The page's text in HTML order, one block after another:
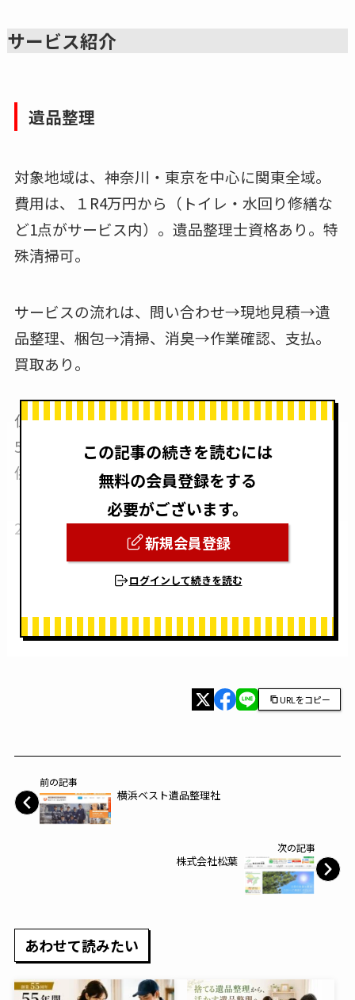
サービス紹介
遺品整理
対象地域は、神奈川・東京を中心に関東全域。
費用は、１R4万円から（トイレ・水回り修繕な
ど1点がサービス内）。遺品整理士資格あり。特
殊清掃可。
サービスの流れは、問い合わせ→現地見積→遺
品整理、梱包→清掃、消臭→作業確認、支払。
買取あり。
仏壇などの合同供養を行っている。仏壇供養2万
5000円より。人形供養はひと箱5万5000円より。
供養後は住職の名刺と証明書が届く。
2ヶ月間の遺品保管サービスあり。
この記事の続きを読むには
無料の会員登録をする
必要がございます。
新規会員登録
ログインして続きを読む
URLをコピー
前の記事
横浜ベスト遺品整理社
次の記事
株式会社松葉
あわせて読みたい